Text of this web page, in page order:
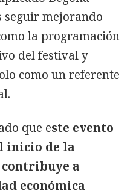
seguir mejorando
la programación
del festival y
como un referente
que este evento
inicio de la
a
económica